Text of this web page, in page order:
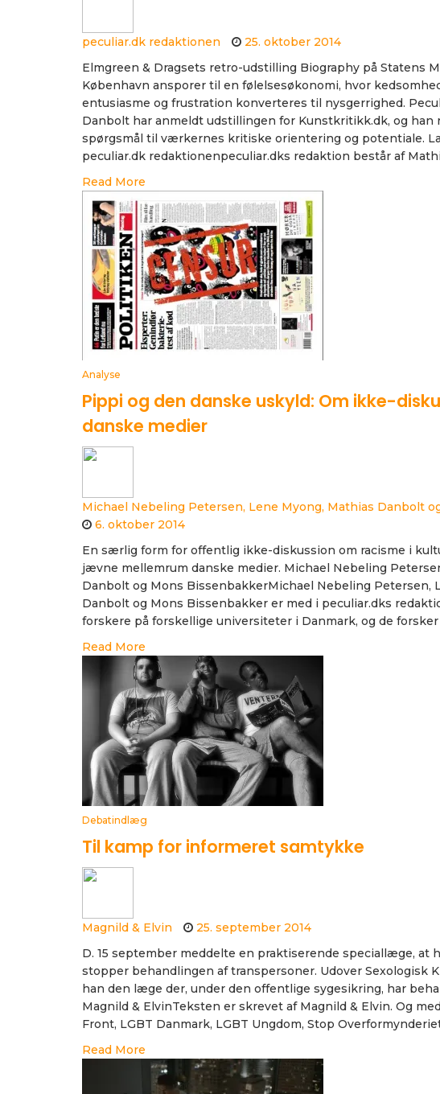
peculiar.dk redaktionen
25. oktober 2014
Elmgreen & Dragsets retro-udstilling Biography på Statens
København ansporer til en følelsesøkonomi, hvor
entusiasme og frustration konverteres til nysgerrighed.
Danbolt har anmeldt udstillingen for Kunstkritikk.dk, og han
spørgsmål til værkernes kritiske orientering og potentiale.
peculiar.dk redaktionenpeculiar.dks redaktion består af
Read More
Analyse
Pippi og den danske uskyld: Om ikke-
danske medier
Michael Nebeling Petersen, Lene Myong, Mathias Danbolt
6. oktober 2014
En særlig form for offentlig ikke-diskussion om racisme i
jævne mellemrum danske medier. Michael Nebeling
Danbolt og Mons BissenbakkerMichael Nebeling Petersen,
Danbolt og Mons Bissenbakker er med i peculiar.dks
forskere på forskellige universiteter i Danmark, og de
Read More
Debatindlæg
Til kamp for informeret samtykke
Magnild & Elvin
25. september 2014
D. 15 september meddelte en praktiserende speciallæge, at
stopper behandlingen af transpersoner. Udover Sexologisk
han den læge der, under den offentlige sygesikring, har
Magnild & ElvinTeksten er skrevet af Magnild & Elvin. Og
Front, LGBT Danmark, LGBT Ungdom, Stop
Read More